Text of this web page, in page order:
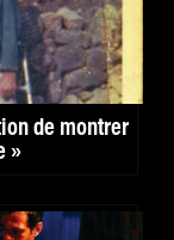
de montrer
»